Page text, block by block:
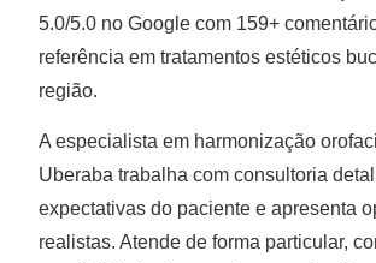
5.0/5.0 no Google com 159+
referência em tratamentos estéticos
região.
A especialista em harmonização
Uberaba trabalha com consultoria
expectativas do paciente e apresenta
realistas. Atende de forma particular,